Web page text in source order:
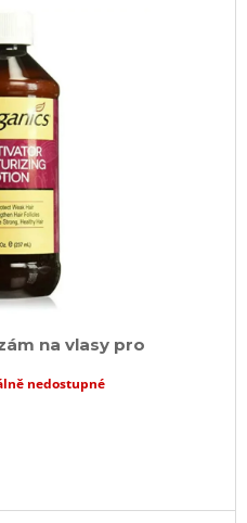
na vlasy pro
nedostupné